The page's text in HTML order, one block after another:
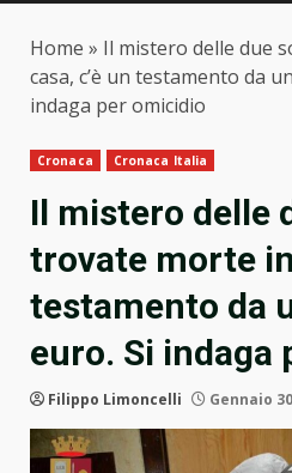
Home » Il mistero delle due
casa, c’è un testamento da
indaga per omicidio
Cronaca Cronaca Italia
Il mistero delle
trovate morte in
testamento da
euro. Si indaga
Filippo Limoncelli Gennaio